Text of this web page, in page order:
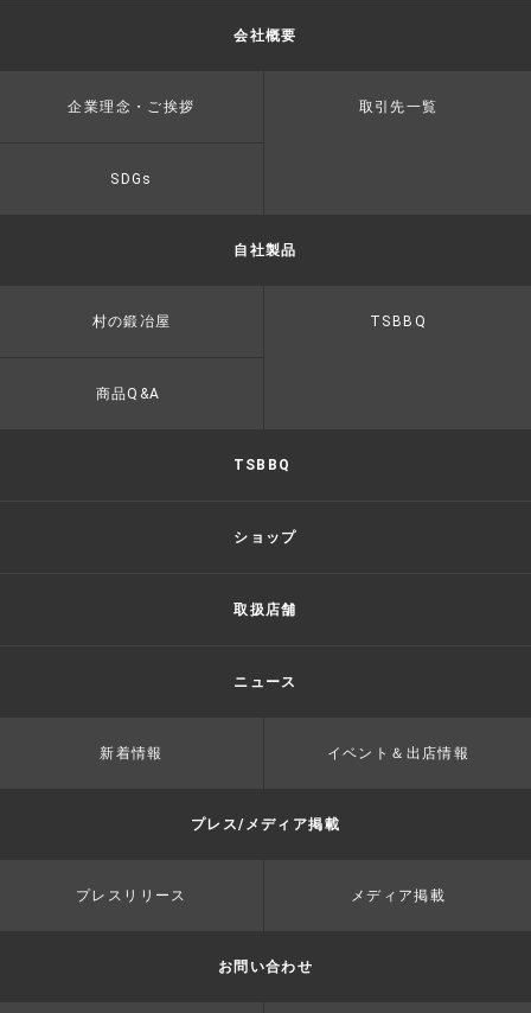
会社概要
企業理念・ご挨拶 取引先一覧
SDGs
自社製品
村の鍛冶屋 TSBBQ
商品Q&A
TSBBQ
ショップ
取扱店舗
ニュース
新着情報 イベント＆出店情報
プレス/メディア掲載
プレスリリース メディア掲載
お問い合わせ